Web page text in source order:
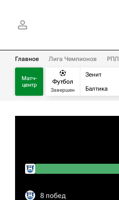
Главное Лига Чемпионов РПЛ
Матч-
центр
Футбол
Завершен
Зенит
Балтика
8 побед